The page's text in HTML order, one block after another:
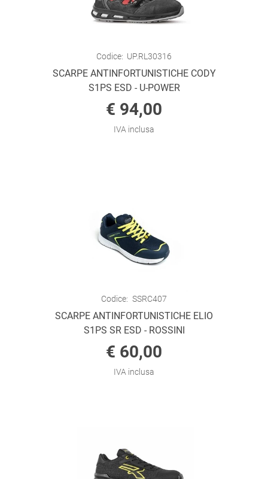
Codice: UP.RL30316
SCARPE ANTINFORTUNISTICHE CODY
S1PS ESD - U-POWER
€ 94,00
IVA inclusa
Codice: SSRC407
SCARPE ANTINFORTUNISTICHE ELIO
S1PS SR ESD - ROSSINI
€ 60,00
IVA inclusa